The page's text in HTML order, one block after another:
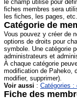
le champ utilisé pour
fiches membres sera
les fiches, les pages, etc.
Catégorie de
Vous pouvez y créer de
options de droits pour
symbole. Une catégorie
administrateurs et
À chaque catégorie
modification de Paheko,
modifier, supprimer).
Voir aussi : Catégories :
Fiche des